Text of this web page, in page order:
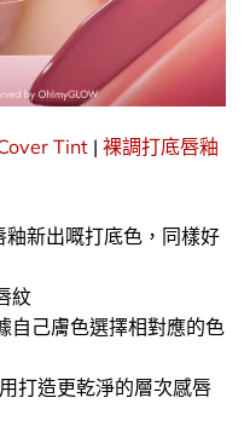
Tint | 裸調打底唇釉
釉新出嘅打底色，同樣好
紋
自己膚色選擇相對應的色
打造更乾淨的層次感唇